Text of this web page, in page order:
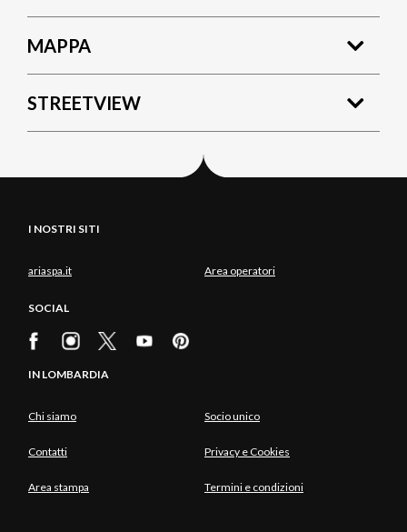
MAPPA
STREETVIEW
I NOSTRI SITI
ariaspa.it Area operatori
SOCIAL
IN LOMBARDIA
Chi siamo Socio unico
Contatti Privacy e Cookies
Area stampa Termini e condizioni